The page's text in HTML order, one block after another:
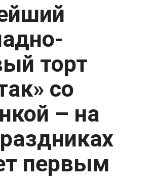
торт
со
– на
первым